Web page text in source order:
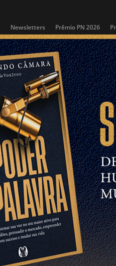
Newsletters Prêmio PN 2026